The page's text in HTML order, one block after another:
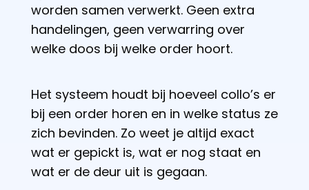
worden samen verwerkt. Geen extra
handelingen, geen verwarring over
welke doos bij welke order hoort.
Het systeem houdt bij hoeveel collo’s er
bij een order horen en in welke status ze
zich bevinden. Zo weet je altijd exact
wat er gepickt is, wat er nog staat en
wat er de deur uit is gegaan.